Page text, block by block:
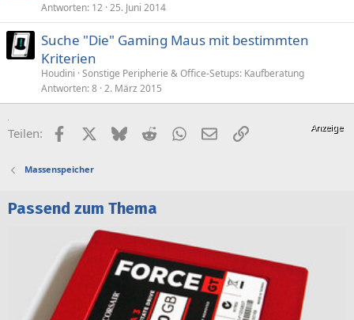
Antworten 12 25. Juni 2014
Suche "Die" Gaming Maus mit bestimmten
Kriterien
Houdini Sonstige Peripherie & Office-Setups: Kaufberatung
Antworten 8 2. März 2015
Teilen: FacebookX (Twitter)
BlueskyRedditWhatsApp
E-MailLink
Massenspeicher
Passend zum Thema